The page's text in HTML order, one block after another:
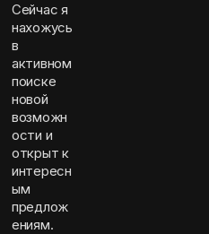
Сейчас я
нахожусь
в
активном
поиске
новой
возможн
ости и
открыт к
интересн
ым
предлож
ениям.